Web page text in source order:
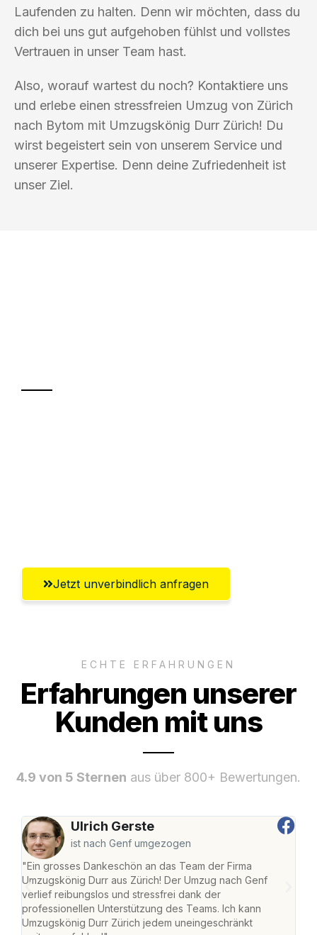
Laufenden zu halten. Denn wir möchten, dass du
dich bei uns gut aufgehoben fühlst und vollstes
Vertrauen in unser Team hast.
Also, worauf wartest du noch? Kontaktiere uns
und erlebe einen stressfreien Umzug von Zürich
nach Bytom mit Umzugskönig Durr Zürich! Du
wirst begeistert sein von unserem Service und
unserer Expertise. Denn deine Zufriedenheit ist
unser Ziel.
Jetzt unverbindlich anfragen
ECHTE ERFAHRUNGEN
Erfahrungen unserer
Kunden mit uns
4.9 von 5 Sternen aus über 800+ Bewertungen.
Ulrich Gerste
ist nach Genf umgezogen
"Ein grosses Dankeschön an das Team der Firma
Umzugskönig Durr aus Zürich! Der Umzug nach Genf
verlief reibungslos und stressfrei dank der
professionellen Unterstützung des Teams. Ich kann
Umzugskönig Durr Zürich jedem uneingeschränkt